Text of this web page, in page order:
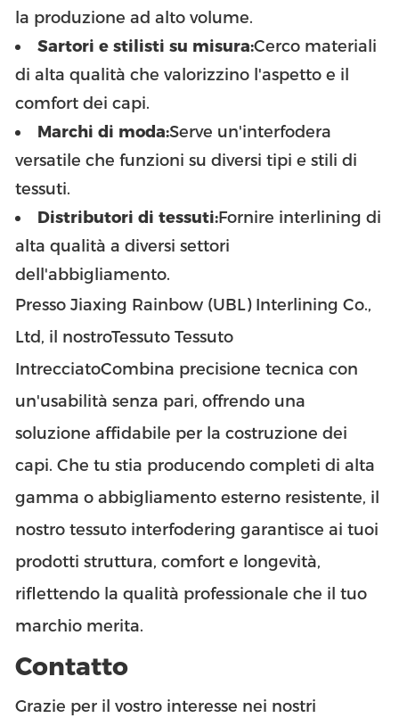
la produzione ad alto volume.
Sartori e stilisti su misura:Cerco materiali
di alta qualità che valorizzino l'aspetto e il
comfort dei capi.
Marchi di moda:Serve un'interfodera
versatile che funzioni su diversi tipi e stili di
tessuti.
Distributori di tessuti:Fornire interlining di
alta qualità a diversi settori
dell'abbigliamento.
Presso Jiaxing Rainbow (UBL) Interlining Co.,
Ltd, il nostroTessuto Tessuto
IntrecciatoCombina precisione tecnica con
un'usabilità senza pari, offrendo una
soluzione affidabile per la costruzione dei
capi. Che tu stia producendo completi di alta
gamma o abbigliamento esterno resistente, il
nostro tessuto interfodering garantisce ai tuoi
prodotti struttura, comfort e longevità,
riflettendo la qualità professionale che il tuo
marchio merita.
Contatto
Grazie per il vostro interesse nei nostri